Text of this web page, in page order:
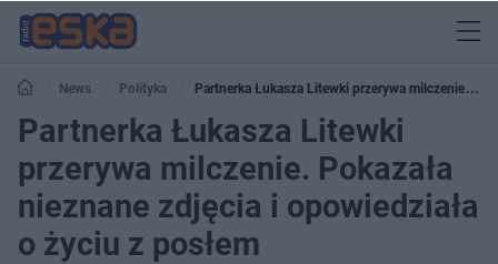
News Polityka
Partnerka Łukasza Litewki przerywa milczenie.
Pokazała nieznane zdjęcia i opowiedziała o życiu z posłem
Partnerka Łukasza Litewki
przerywa milczenie. Pokazała
nieznane zdjęcia i opowiedziała
o życiu z posłem